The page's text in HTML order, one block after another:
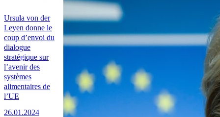
Ursula von der
Leyen donne le
coup d’envoi du
dialogue
stratégique sur
l’avenir des
systèmes
alimentaires de
l’UE
26.01.2024